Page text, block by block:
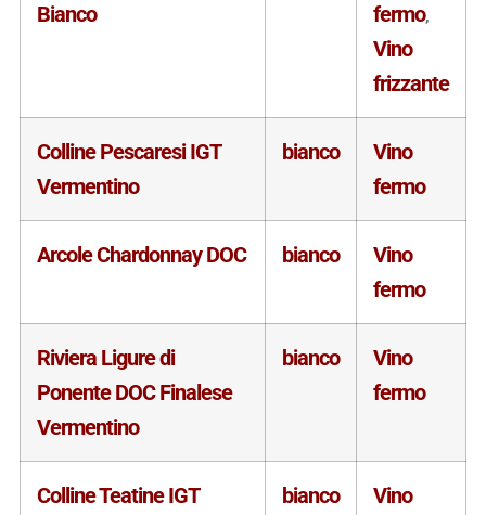
Bianco fermo,
Vino
frizzante
Colline Pescaresi IGT
Vermentino
bianco
Vino
fermo
Arcole Chardonnay DOC bianco
Vino
fermo
Riviera Ligure di
Ponente DOC Finalese
Vermentino
bianco
Vino
fermo
Colline Teatine IGT
bianco
Vino